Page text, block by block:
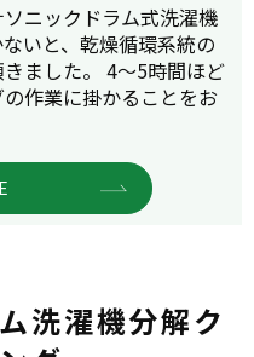
ニックドラム式洗濯機
いと、乾燥循環系統の
ました。 4～5時間ほど
作業に掛かることをお
洗濯機分解ク